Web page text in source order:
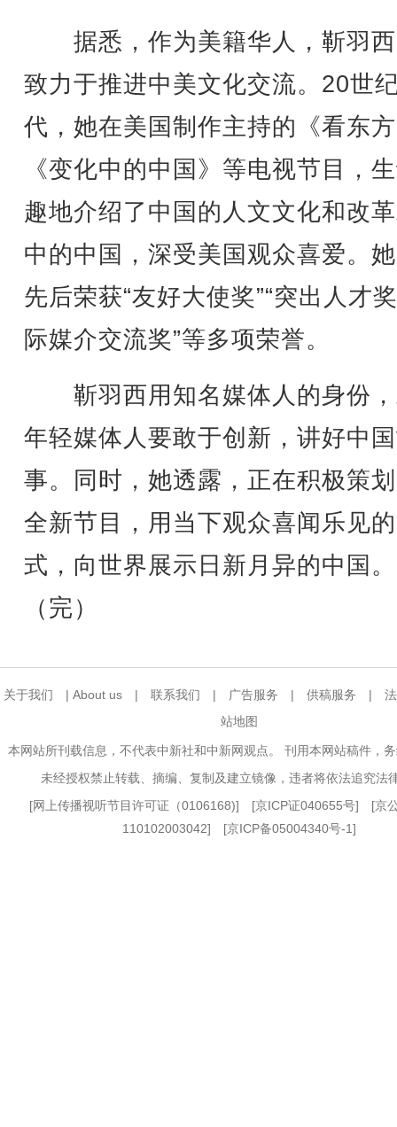
据悉，作为美籍华人，靳羽
致力于推进中美文化交流。20世
代，她在美国制作主持的《看东
《变化中的中国》等电视节目，
趣地介绍了中国的人文文化和改
中的中国，深受美国观众喜爱。
先后荣获“友好大使奖”“突出人才奖
际媒介交流奖”等多项荣誉。
靳羽西用知名媒体人的身份
年轻媒体人要敢于创新，讲好中
事。同时，她透露，正在积极策
全新节目，用当下观众喜闻乐见
式，向世界展示日新月异的中国。
（完）
关于我们 | About us | 联系我们 | 广告服务 | 供稿服务 |
站地图
本网站所刊载信息，不代表中新社和中新网观点。 刊用本网站稿件，
未经授权禁止转载、摘编、复制及建立镜像，违者将依法追究法
[网上传播视听节目许可证（0106168)] [京ICP证040655号] [京
110102003042] [京ICP备05004340号-1]